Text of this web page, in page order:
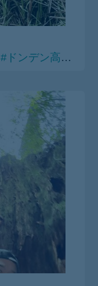
#ドンデン高原ロッジ